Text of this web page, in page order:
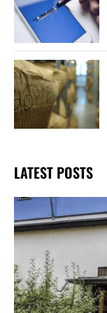
LATEST POSTS